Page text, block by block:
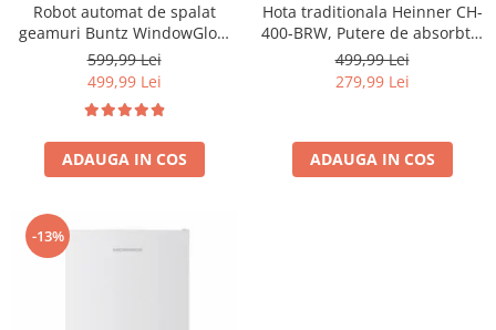
Robot automat de spalat
geamuri Buntz WindowGlow
BRC-J2– Putere de 72W,
2500Pa, tehnologie duala de
și control inteligent, Alb
599,99 Lei
499,99 Lei
ADAUGA IN COS
Hota traditionala Heinner CH-
400-BRW, Putere de absorbtie
326.4 mc/h, 2 motoare, 60 cm,
Maro
499,99 Lei
279,99 Lei
ADAUGA IN COS
-13%